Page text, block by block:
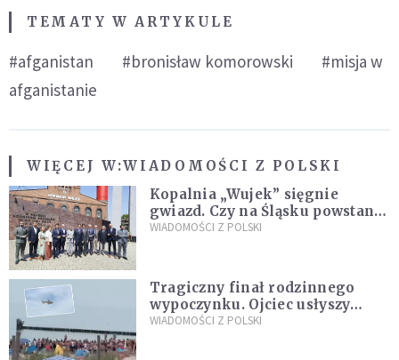
TEMATY W ARTYKULE
#afganistan #bronisław komorowski
#misja w
afganistanie
WIĘCEJ W:WIADOMOŚCI Z POLSKI
Kopalnia „Wujek” sięgnie
gwiazd. Czy na Śląsku powstanie
„Dolina Krzemowa”?
WIADOMOŚCI Z POLSKI
Tragiczny finał rodzinnego
wypoczynku. Ojciec usłyszy
zarzuty
WIADOMOŚCI Z POLSKI